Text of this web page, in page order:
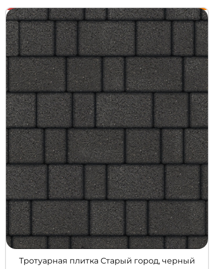
Тротуарная плитка Старый город, черный